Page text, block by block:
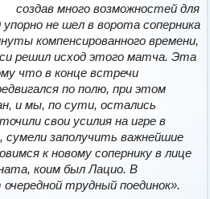
создав много возможностей для
не шел в ворота соперника
компенсированного времени,
решил исход этого матча. Эта
что в конце встречи
по полю, при этом
и мы, по сути, остались
свои усилия на игре в
сумели заполучить важнейшие
к новому сопернику в лице
коим был Лацио. В
трудный поединок».